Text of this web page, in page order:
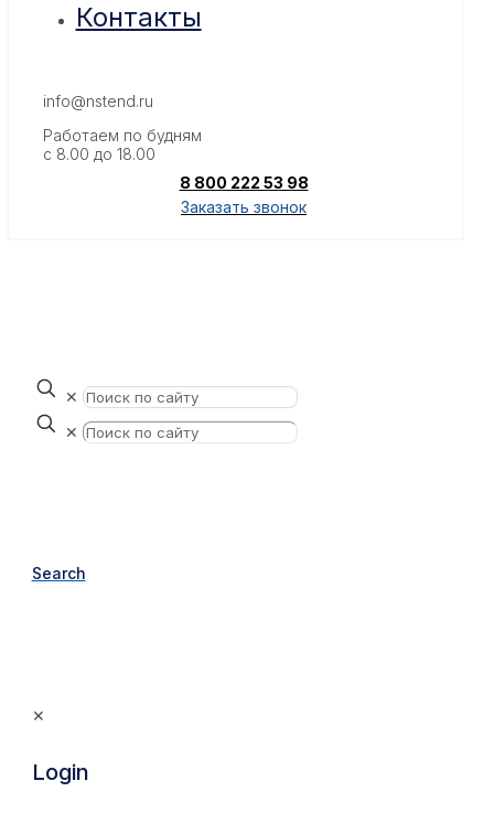
Контакты
info@nstend.ru
Работаем по будням
с 8.00 до 18.00
8 800 222 53 98
Заказать звонок
✕
✕
Search
✕
Login